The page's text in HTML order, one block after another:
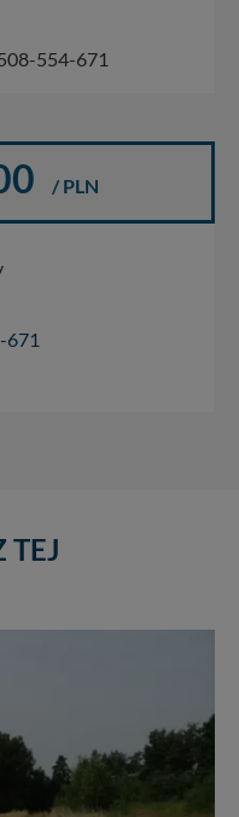
554-671
/ PLN
671
TEJ